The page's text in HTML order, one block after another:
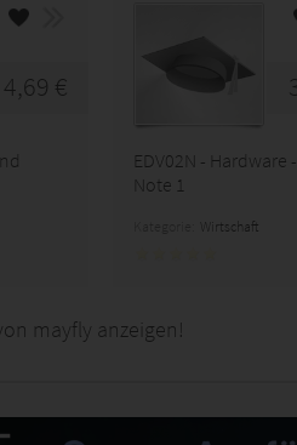
4,69 €
EDV02N - Hardware -
Note 1
Wirtschaft
mayfly anzeigen!